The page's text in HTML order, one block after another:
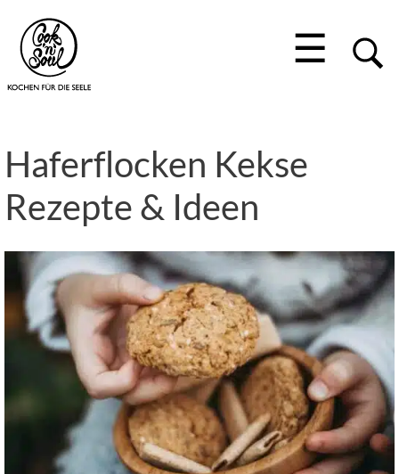
☰
Haferflocken Kekse
Rezepte & Ideen